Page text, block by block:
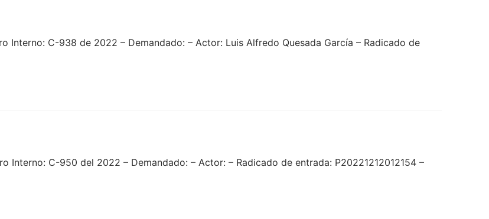
Interno: C-938 de 2022 – Demandado: – Actor: Luis Alfredo Quesada García – Radicado de
Interno: C-950 del 2022 – Demandado: – Actor: – Radicado de entrada: P20221212012154 –